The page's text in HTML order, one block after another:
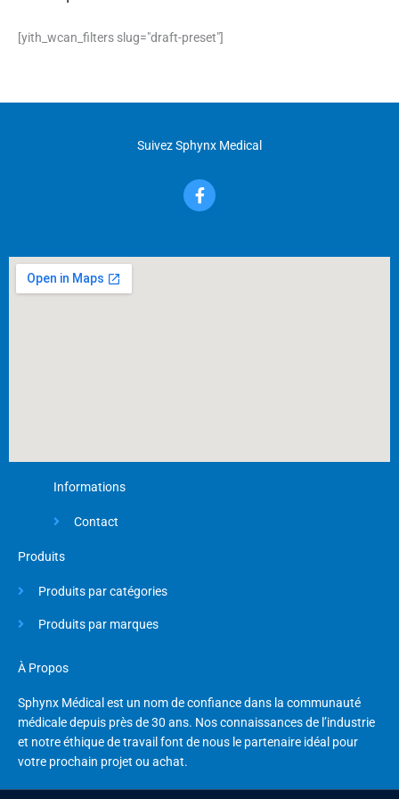
[yith_wcan_filters slug="draft-preset"]
Suivez Sphynx Medical
F
a
c
o
Informations
Contact
Produits
Produits par catégories
Produits par marques
À Propos
Sphynx Médical est un nom de confiance dans la communauté
médicale depuis près de 30 ans. Nos connaissances de l’industrie
et notre éthique de travail font de nous le partenaire idéal pour
votre prochain projet ou achat.